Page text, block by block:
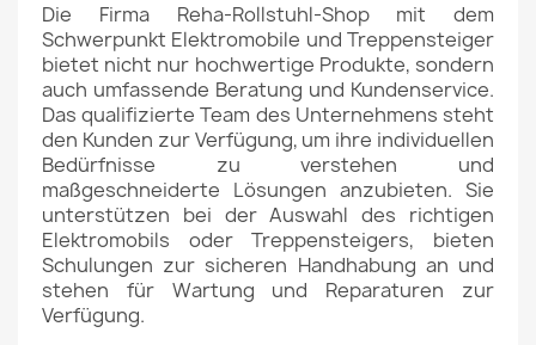
Die Firma Reha-Rollstuhl-Shop mit dem
Schwerpunkt Elektromobile und Treppensteiger
bietet nicht nur hochwertige Produkte, sondern
auch umfassende Beratung und Kundenservice.
Das qualifizierte Team des Unternehmens steht
den Kunden zur Verfügung, um ihre individuellen
Bedürfnisse zu verstehen und
maßgeschneiderte Lösungen anzubieten. Sie
unterstützen bei der Auswahl des richtigen
Elektromobils oder Treppensteigers, bieten
Schulungen zur sicheren Handhabung an und
stehen für Wartung und Reparaturen zur
Verfügung.